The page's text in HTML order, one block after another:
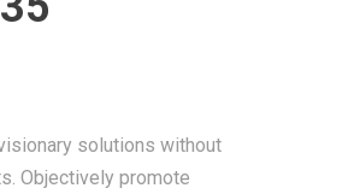
solutions without
Objectively promote